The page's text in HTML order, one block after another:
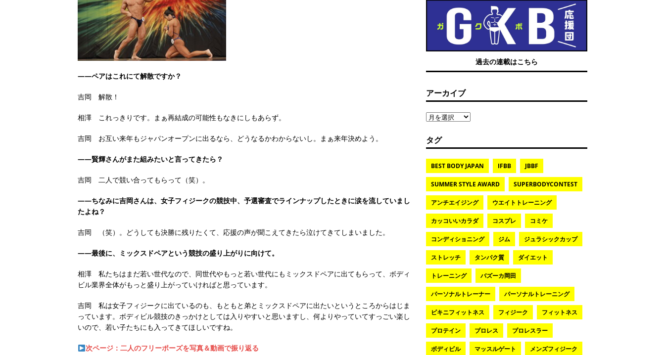
――ペアはこれにて解散ですか？
吉岡 解散！
相澤 これっきりです。まぁ再結成の可能性もなきにしもあらず。
吉岡 お互い来年もジャパンオープンに出るなら、どうなるかわからないし。まぁ来年決めよう。
――賢輝さんがまた組みたいと言ってきたら？
吉岡 二人で競い合ってもらって（笑）。
――ちなみに吉岡さんは、女子フィジークの競技中、予選審査でラインナップしたときに涙を流していまし
たよね？
吉岡 （笑）。どうしても決勝に残りたくて、応援の声が聞こえてきたら泣けてきてしまいました。
――最後に、ミックスドペアという競技の盛り上がりに向けて。
相澤 私たちはまだ若い世代なので、同世代やもっと若い世代にもミックスドペアに出てもらって、ボディ
ビル業界全体がもっと盛り上がっていければと思っています。
吉岡 私は女子フィジークに出ているのも、もともと弟とミックスドペアに出たいというところからはじま
っています。ボディビル競技のきっかけとしては入りやすいと思いますし、何よりやっていてすっごい楽し
いので、若い子たちにも入ってきてほしいですね。
次ページ：二人のフリーポーズを写真＆動画で振り返る
過去の連載はこちら
アーカイブ
タグ
BEST BODY JAPAN IFBB JBBF
SUMMER STYLE AWARD SUPERBODYCONTEST
アンチエイジング ウエイトトレーニング
カッコいいカラダ コスプレ コミケ
コンディショニング ジム ジュラシックカップ
ストレッチ タンパク質 ダイエット
トレーニング バズーカ岡田
パーソナルトレーナー パーソナルトレーニング
ビキニフィットネス フィジーク フィットネス
プロテイン プロレス プロレスラー
ボディビル マッスルゲート メンズフィジーク